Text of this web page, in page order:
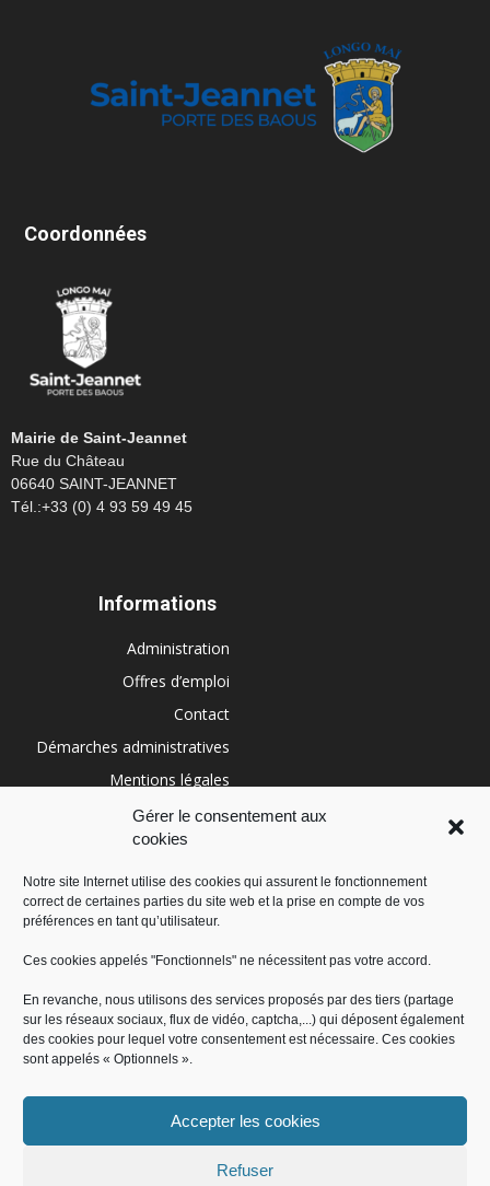
Gérer le consentement aux
cookies
Notre site Internet utilise des cookies qui assurent le fonctionnement
correct de certaines parties du site web et la prise en compte de vos
préférences en tant qu’utilisateur.
Ces cookies appelés "Fonctionnels" ne nécessitent pas votre accord.
En revanche, nous utilisons des services proposés par des tiers (partage
sur les réseaux sociaux, flux de vidéo, captcha,...) qui déposent également
des cookies pour lequel votre consentement est nécessaire. Ces cookies
sont appelés « Optionnels ».
Accepter les cookies
Refuser
Coordonnées
Mairie de Saint-Jeannet
Rue du Château
06640 SAINT-JEANNET
Tél.:+33 (0) 4 93 59 49 45
Informations
Administration
Offres d’emploi
Contact
Démarches administratives
Mentions légales
Conditions générales
Politique de cookies (UE)
RÉGION SUD
Mentions légales